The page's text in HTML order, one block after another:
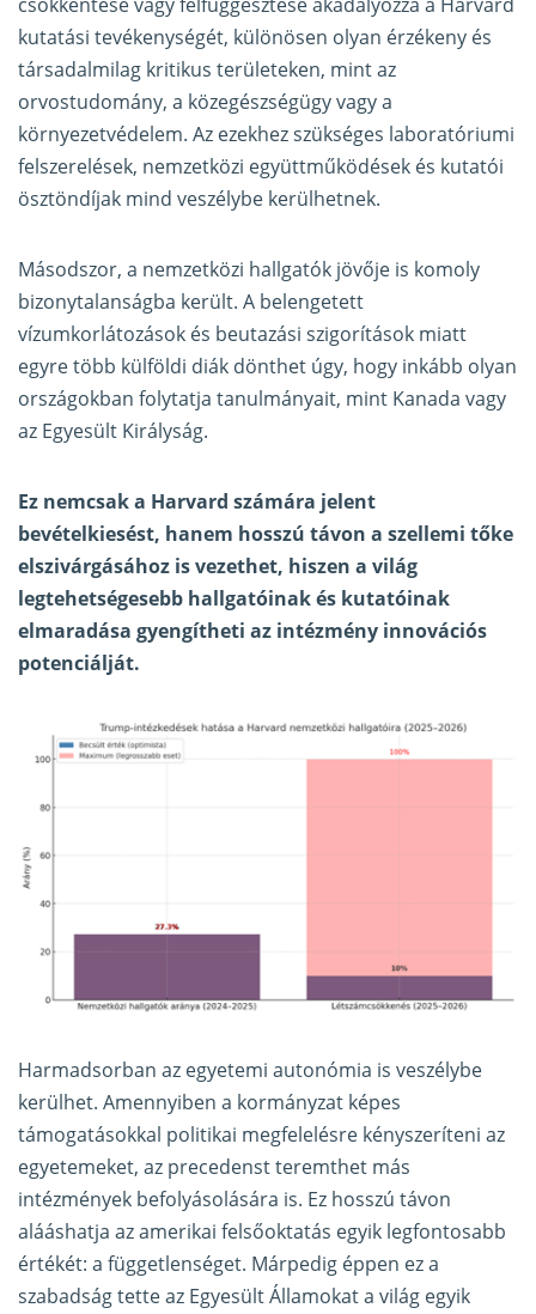
kutatási tevékenységét, különösen olyan érzékeny és
társadalmilag kritikus területeken, mint az
orvostudomány, a közegészségügy vagy a
környezetvédelem. Az ezekhez szükséges laboratóriumi
felszerelések, nemzetközi együttműködések és kutatói
ösztöndíjak mind veszélybe kerülhetnek.
Másodszor, a nemzetközi hallgatók jövője is komoly
bizonytalanságba került. A belengetett
vízumkorlátozások és beutazási szigorítások miatt
egyre több külföldi diák dönthet úgy, hogy inkább olyan
országokban folytatja tanulmányait, mint Kanada vagy
az Egyesült Királyság.
Ez nemcsak a Harvard számára jelent
bevételkiesést, hanem hosszú távon a szellemi tőke
elszivárgásához is vezethet, hiszen a világ
legtehetségesebb hallgatóinak és kutatóinak
elmaradása gyengítheti az intézmény innovációs
potenciálját.
Harmadsorban az egyetemi autonómia is veszélybe
kerülhet. Amennyiben a kormányzat képes
támogatásokkal politikai megfelelésre kényszeríteni az
egyetemeket, az precedenst teremthet más
intézmények befolyásolására is. Ez hosszú távon
alááshatja az amerikai felsőoktatás egyik legfontosabb
értékét: a függetlenséget. Márpedig éppen ez a
szabadság tette az Egyesült Államokat a világ egyik